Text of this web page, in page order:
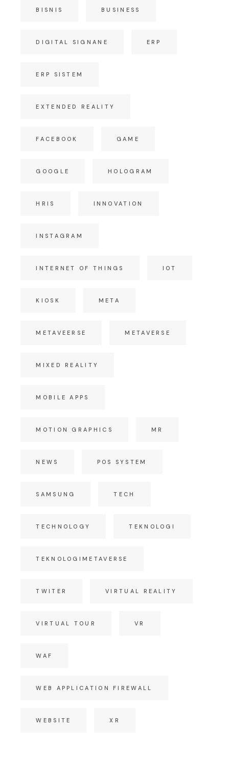
BISNIS BUSINESS
DIGITAL SIGNANE ERP
ERP SISTEM
EXTENDED REALITY
FACEBOOK GAME
GOOGLE HOLOGRAM
HRIS INNOVATION
INSTAGRAM
INTERNET OF THINGS IOT
KIOSK META
METAVEERSE METAVERSE
MIXED REALITY
MOBILE APPS
MOTION GRAPHICS MR
NEWS POS SYSTEM
SAMSUNG TECH
TECHNOLOGY TEKNOLOGI
TEKNOLOGIMETAVERSE
TWITER VIRTUAL REALITY
VIRTUAL TOUR VR
WAF
WEB APPLICATION FIREWALL
WEBSITE XR